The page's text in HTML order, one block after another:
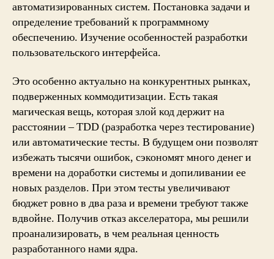
автоматизированных систем. Постановка задачи и
определение требований к программному
обеспечению. Изучение особенностей разработки
пользовательского интерфейса.
Это особенно актуально на конкурентных рынках,
подверженных коммодитизации. Есть такая
магическая вещь, которая злой код держит на
расстоянии – TDD (разработка через тестирование)
или автоматические тесты. В будущем они позволят
избежать тысячи ошибок, сэкономят много денег и
времени на доработки системы и допиливании ее
новых разделов. При этом тесты увеличивают
бюджет ровно в два раза и времени требуют также
вдвойне. Получив отказ акселератора, мы решили
проанализировать, в чем реальная ценность
разработанного нами ядра.